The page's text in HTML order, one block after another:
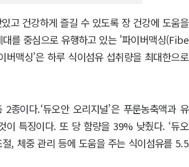
고 건강하게 즐길 수 있도록 장 건강에 도움을
를 중심으로 유행하고 있는 '파이버맥싱(Fibe
맥싱’은 하루 식이섬유 섭취량을 최대한으로
2종이다.‘듀오안 오리지널’은 푸룬농축액과 유
이 특징이다. 또 당 함량을 39% 낮췄다. ‘듀오
, 체중 관리 등에 도움을 주는 식이섬유를 5.5